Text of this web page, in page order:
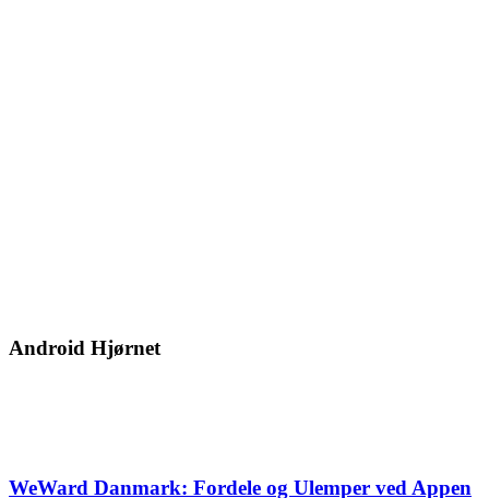
Android Hjørnet
WeWard Danmark: Fordele og Ulemper ved Appen